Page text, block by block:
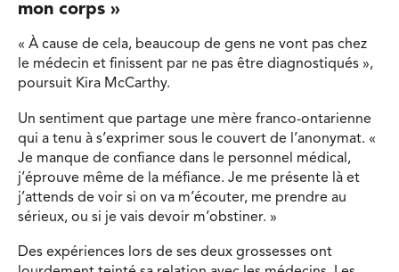
mon corps »
« À cause de cela, beaucoup de gens ne vont pas chez
le médecin et finissent par ne pas être diagnostiqués »,
poursuit Kira McCarthy.
Un sentiment que partage une mère franco-ontarienne
qui a tenu à s’exprimer sous le couvert de l’anonymat. «
Je manque de confiance dans le personnel médical,
j’éprouve même de la méfiance. Je me présente là et
j’attends de voir si on va m’écouter, me prendre au
sérieux, ou si je vais devoir m’obstiner. »
Des expériences lors de ses deux grossesses ont